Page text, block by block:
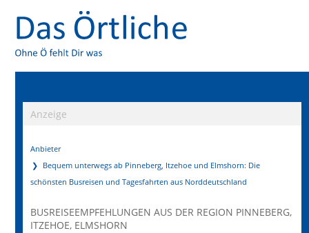
Anzeige
Anbieter
Bequem unterwegs ab Pinneberg, Itzehoe und Elmshorn: Die
schönsten Busreisen und Tagesfahrten aus Norddeutschland
BUSREISEEMPFEHLUNGEN AUS DER REGION PINNEBERG,
ITZEHOE, ELMSHORN